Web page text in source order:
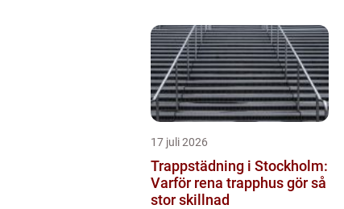
17 juli 2026
Trappstädning i Stockholm:
Varför rena trapphus gör så
stor skillnad